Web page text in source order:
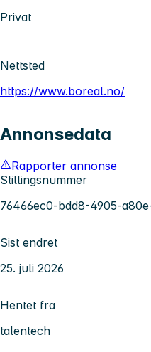
Privat
Nettsted
https://www.boreal.no/
Annonsedata
Rapporter annonse
Stillingsnummer
76466ec0-bdd8-4905-
Sist endret
25. juli 2026
Hentet fra
talentech